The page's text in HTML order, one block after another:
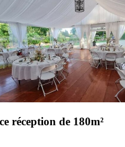
réception de 180m²